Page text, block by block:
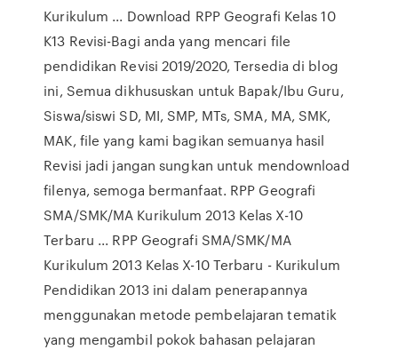
Kurikulum ... Download RPP Geografi Kelas 10
K13 Revisi-Bagi anda yang mencari file
pendidikan Revisi 2019/2020, Tersedia di blog
ini, Semua dikhususkan untuk Bapak/Ibu Guru,
Siswa/siswi SD, MI, SMP, MTs, SMA, MA, SMK,
MAK, file yang kami bagikan semuanya hasil
Revisi jadi jangan sungkan untuk mendownload
filenya, semoga bermanfaat. RPP Geografi
SMA/SMK/MA Kurikulum 2013 Kelas X-10
Terbaru ... RPP Geografi SMA/SMK/MA
Kurikulum 2013 Kelas X-10 Terbaru - Kurikulum
Pendidikan 2013 ini dalam penerapannya
menggunakan metode pembelajaran tematik
yang mengambil pokok bahasan pelajaran